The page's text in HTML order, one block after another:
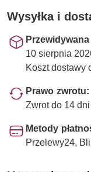
Wysyłka i
10 sierpnia
Koszt dostawy
Prawo zwrotu:
Zwrot do 14 dni
Metody
Przelewy24,